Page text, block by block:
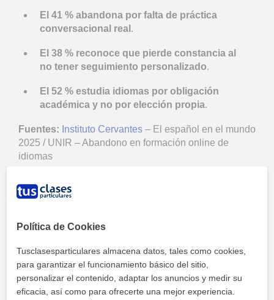
El 41 % abandona por falta de práctica
conversacional real .
El 38 % reconoce que pierde constancia al
no tener seguimiento personalizado.
El 52 % estudia idiomas por obligación
académica y no por elección propia.
Fuentes: Instituto Cervantes – El español en el mundo
2025 / UNIR – Abandono en formación online de
idiomas
Música
Política de Cookies
Tusclasesparticulares almacena datos, tales como cookies,
para garantizar el funcionamiento básico del sitio,
personalizar el contenido, adaptar los anuncios y medir su
eficacia, así como para ofrecerte una mejor experiencia.